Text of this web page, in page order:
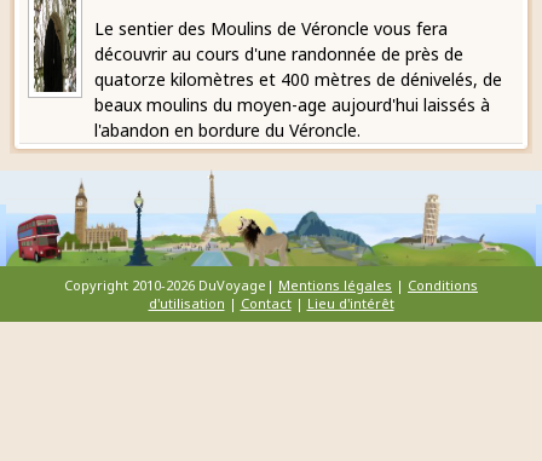
Le sentier des Moulins de Véroncle vous fera
découvrir au cours d'une randonnée de près de
quatorze kilomètres et 400 mètres de dénivelés, de
beaux moulins du moyen-age aujourd'hui laissés à
l'abandon en bordure du Véroncle.
Copyright 2010-2026 DuVoyage| Mentions légales | Conditions
d'utilisation | Contact| Lieu d'intérêt